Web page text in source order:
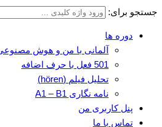
جستجو برای:
دوره ها
آلمانی با من و هوش
501 فعل با حرف اضافه
تحلیل فیلم (hören)
نامه نگاری A1 – B1
پنل کاربری من
تماس با ما